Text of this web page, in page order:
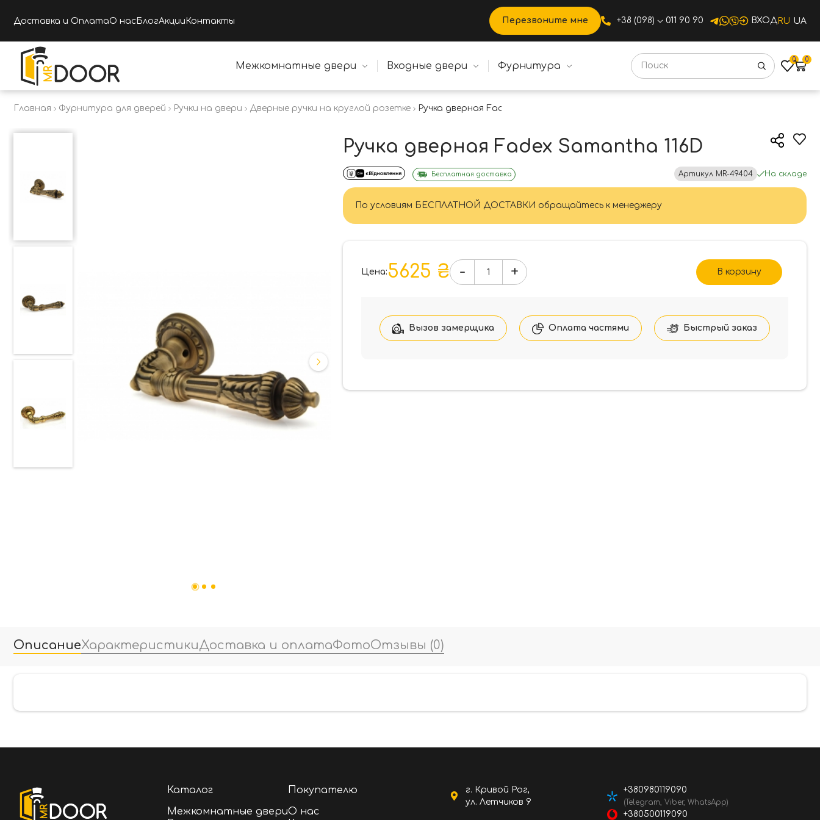
Доставка и ОплатаО нас БлогАкции Контакты Перезвоните мне +38 (098) 011 90 90 ВХОД RU UA
Межкомнатные двери Входные двери Фурнитура
0 0
Главная Фурнитура для дверей Ручки на двери Дверные ручки на круглой розетке Ручка дверная Fadex Samantha 116D
Ручка дверная Fadex Samantha 116D
Бесплатная доставка Артикул MR-49404 На складе
По условиям БЕСПЛАТНОЙ ДОСТАВКИ обращайтесь к менеджеру
Цена: 5625 ₴Количество
дверная
Fadex
Samantha
- + В корзину
Вызов замерщика Оплата частями Быстрый заказ
ОписаниеХарактеристикиДоставка и оплатаФотоОтзывы (0)
Каталог
Межкомнатные двери
Покупателю
О нас
г. Кривой Рог,
ул. Летчиков 9
+380980119090
(Telegram, Viber, WhatsApp)
+380500119090